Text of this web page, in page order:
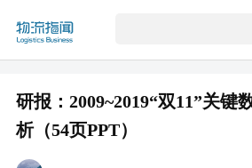
研报：2009~2019“双11”关键
析（54页PPT）